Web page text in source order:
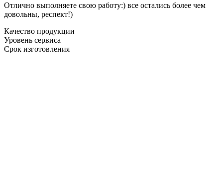
Отлично выполняете свою работу:) все остались более чем
довольны, респект!)
Качество продукции
Уровень сервиса
Срок изготовления